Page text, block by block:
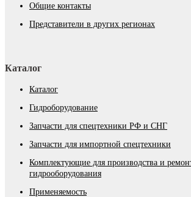
Общие контакты
Представители в других регионах
Каталог
Каталог
Гидроборудование
Запчасти для спецтехники РФ и СНГ
Запчасти для импортной спецтехники
Комплектующие для производства и
гидрооборудования
Применяемость